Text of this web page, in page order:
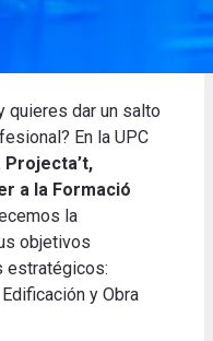
quieres dar un salto
En la UPC
a la Formació
la
objetivos
estratégicos:
y Obra